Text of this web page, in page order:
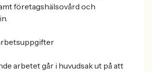
företagshälsovård och
arbetet går i huvudsak ut på att